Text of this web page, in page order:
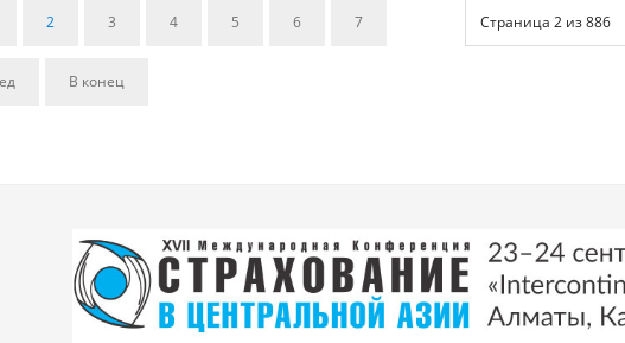
Страница 2 из 886
2 3 4 5 6 7
В конец